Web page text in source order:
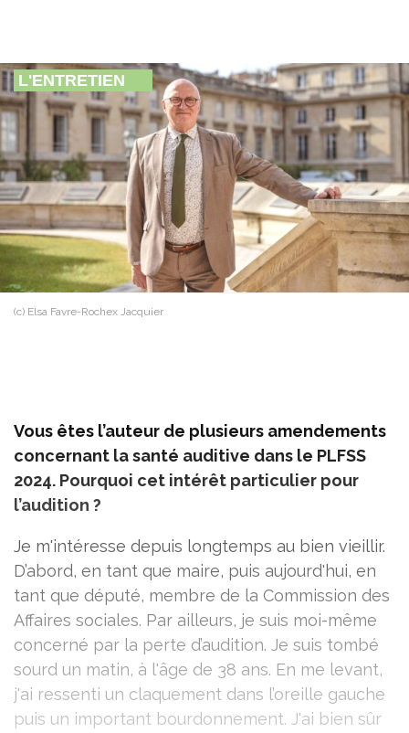
L'ENTRETIEN
(c) Elsa Favre-Rochex Jacquier
Vous êtes l’auteur de plusieurs amendements
concernant la santé auditive dans le PLFSS
2024. Pourquoi cet intérêt particulier pour
l’audition ?
Je m'intéresse depuis longtemps au bien vieillir.
D’abord, en tant que maire, puis aujourd'hui, en
tant que député, membre de la Commission des
Affaires sociales. Par ailleurs, je suis moi-même
concerné par la perte d’audition. Je suis tombé
sourd un matin, à l'âge de 38 ans. En me levant,
j'ai ressenti un claquement dans l’oreille gauche
puis un important bourdonnement. J'ai bien sûr